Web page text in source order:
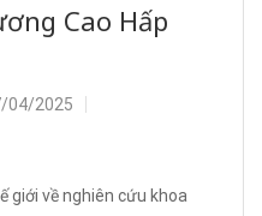
Cao Hấp
04/2025
giới về nghiên cứu khoa